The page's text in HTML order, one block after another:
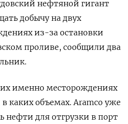
нефтяной гигант
добычу на двух
из-за ​остановки
проливе, ‌сообщили два
​именно месторождениях
каких объемах. ​Aramco ​уже
​нефти для отгрузки в порт